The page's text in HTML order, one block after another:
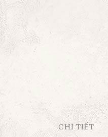
CHI TIẾT